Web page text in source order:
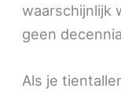
waarschijnlijk
geen
Als je